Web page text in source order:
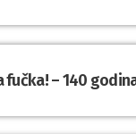
fučka! – 140